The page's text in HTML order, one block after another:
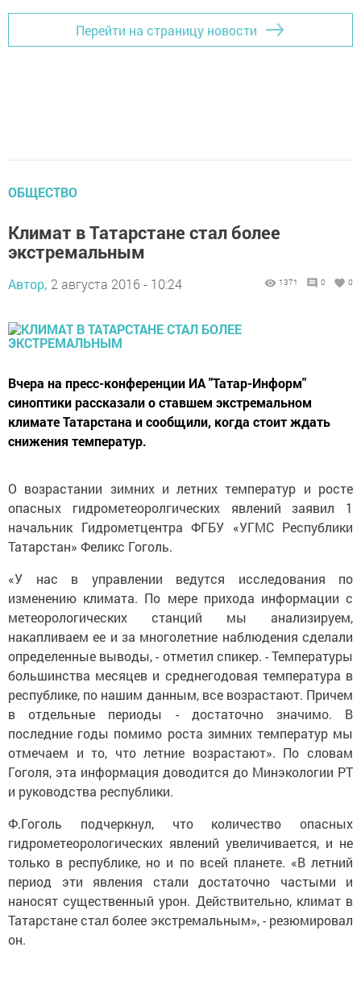
Перейти на страницу новости
ОБЩЕСТВО
Климат в Татарстане стал более
экстремальным
Автор, 2 августа 2016 - 10:24 1371 0 0
Вчера на пресс-конференции ИА "Татар-Информ"
синоптики рассказали о ставшем экстремальном
климате Татарстана и сообщили, когда стоит ждать
снижения температур.
О возрастании зимних и летних температур и росте
опасных гидрометеоролгических явлений заявил 1
начальник Гидрометцентра ФГБУ «УГМС Республики
Татарстан» Феликс Гоголь.
«У нас в управлении ведутся исследования по
изменению климата. По мере прихода информации с
метеорологических станций мы анализируем,
накапливаем ее и за многолетние наблюдения сделали
определенные выводы, - отметил спикер. - Температуры
большинства месяцев и среднегодовая температура в
республике, по нашим данным, все возрастают. Причем
в отдельные периоды - достаточно значимо. В
последние годы помимо роста зимних температур мы
отмечаем и то, что летние возрастают». По словам
Гоголя, эта информация доводится до Минэкологии РТ
и руководства республики.
Ф.Гоголь подчеркнул, что количество опасных
гидрометеорологических явлений увеличивается, и не
только в республике, но и по всей планете. «В летний
период эти явления стали достаточно частыми и
наносят существенный урон. Действительно, климат в
Татарстане стал более экстремальным», - резюмировал
он.